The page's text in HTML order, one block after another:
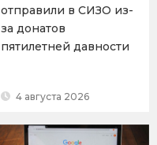
отправили в СИЗО из-
за донатов
пятилетней давности
4 августа 2026